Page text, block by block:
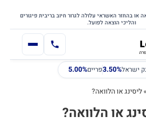
או בהחזר האשראי עלולה לגרור חיוב בריבית פיגורים
והליכי הוצאה לפועל.
ישראל3.50%פריים5.00%
»ליסינג או הלוואה?
או הלוואה?